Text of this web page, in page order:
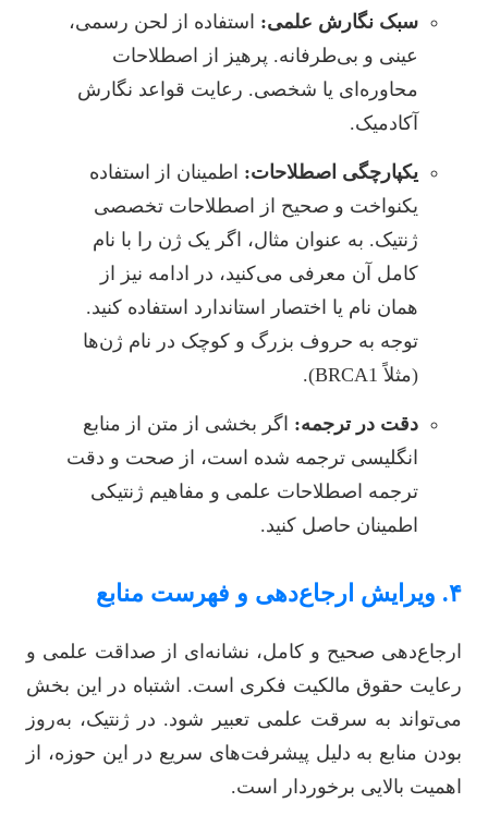
سبک نگارش علمی:استفاده از لحن رسمی،
عینی و بی‌طرفانه. پرهیز از اصطلاحات
محاوره‌ای یا شخصی. رعایت قواعد نگارش
آکادمیک.
یکپارچگی اصطلاحات:اطمینان از استفاده
یکنواخت و صحیح از اصطلاحات تخصصی
ژنتیک. به عنوان مثال، اگر یک ژن را با نام
کامل آن معرفی می‌کنید، در ادامه نیز از
همان نام یا اختصار استاندارد استفاده کنید.
توجه به حروف بزرگ و کوچک در نام ژن‌ها
(مثلاً BRCA1).
دقت در ترجمه:اگر بخشی از متن از منابع
انگلیسی ترجمه شده است، از صحت و دقت
ترجمه اصطلاحات علمی و مفاهیم ژنتیکی
اطمینان حاصل کنید.
ارجاع‌دهی صحیح و کامل، نشانه‌ای از صداقت علمی و
رعایت حقوق مالکیت فکری است. اشتباه در این بخش
می‌تواند به سرقت علمی تعبیر شود. در ژنتیک، به‌روز
بودن منابع به دلیل پیشرفت‌های سریع در این حوزه، از
اهمیت بالایی برخوردار است.